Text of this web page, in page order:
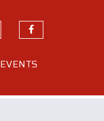
EVENTS